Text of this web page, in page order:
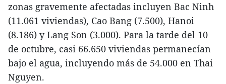
zonas gravemente afectadas incluyen Bac Ninh
(11.061 viviendas), Cao Bang (7.500), Hanoi
(8.186) y Lang Son (3.000). Para la tarde del 10
de octubre, casi 66.650 viviendas permanecían
bajo el agua, incluyendo más de 54.000 en Thai
Nguyen.